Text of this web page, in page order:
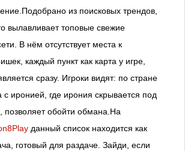
из поисковых трендов,
вылавливает топовые свежие
В нём отсутствует места к
каждый пункт как карта у игре,
сразу. Игроки видят: по стране
иронией, где ирония скрывается под
позволяет обойти обмана.На
данный список находится как
готовый для раздаче. Зайди, если